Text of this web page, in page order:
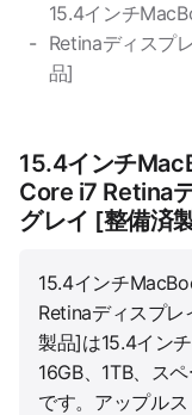
15.4インチ
Retinaディスプ
品]
15.4インチ
Core i7 Retina
グレイ [整備済
15.4インチ
Retinaディスプ
製品]は15.4イン
16GB、1TB、ス
です。アップル